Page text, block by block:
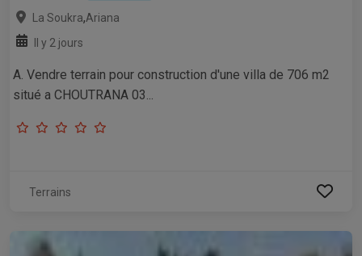
La Soukra,Ariana
Il y 2 jours
A. Vendre terrain pour construction d'une villa de 706 m2
situé a CHOUTRANA 03...
Terrains